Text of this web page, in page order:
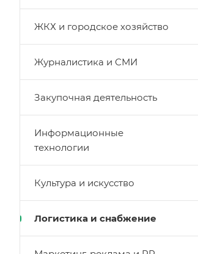
ЖКХ и городское хозяйство
Журналистика и СМИ
Закупочная деятельность
Информационные
технологии
Культура и искусство
Логистика и снабжение